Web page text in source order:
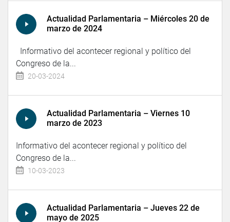
Actualidad Parlamentaria – Miércoles 20 de
marzo de 2024
Informativo del acontecer regional y político del
Congreso de la...
20-03-2024
Actualidad Parlamentaria – Viernes 10
marzo de 2023
Informativo del acontecer regional y político del
Congreso de la...
10-03-2023
Actualidad Parlamentaria – Jueves 22 de
mayo de 2025